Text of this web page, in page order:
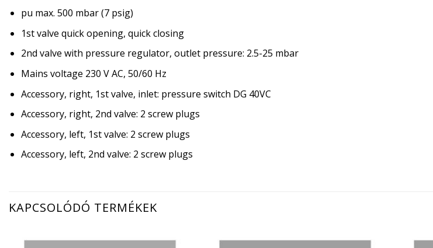
pu max. 500 mbar (7 psig)
1st valve quick opening, quick closing
2nd valve with pressure regulator, outlet pressure: 2.5-25 mbar
Mains voltage 230 V AC, 50/60 Hz
Accessory, right, 1st valve, inlet: pressure switch DG 40VC
Accessory, right, 2nd valve: 2 screw plugs
Accessory, left, 1st valve: 2 screw plugs
Accessory, left, 2nd valve: 2 screw plugs
KAPCSOLÓDÓ TERMÉKEK